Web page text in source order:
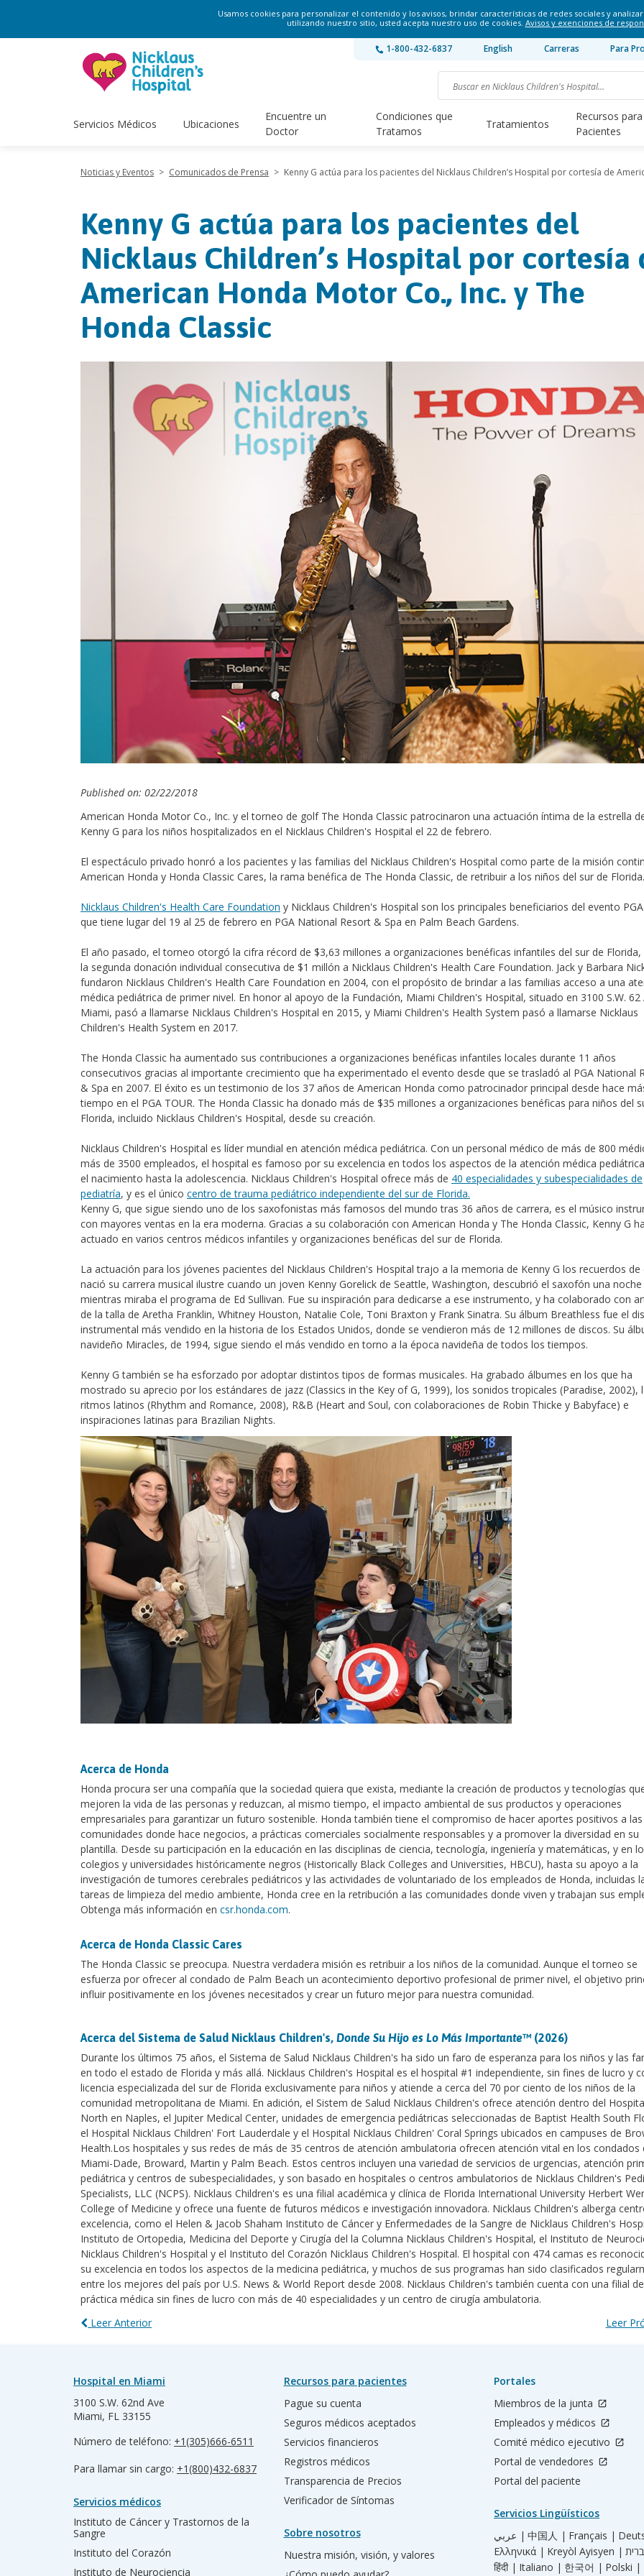
Usamos cookies para personalizar el contenido y los avisos, brindar características de redes sociales y
utilizando nuestro sitio, usted acepta nuestro uso de cookies. Avisos y exenciones de
1-800-432-6837 English Carreras Para
Servicios Médicos Ubicaciones
Encuentre un
Doctor
Condiciones que
Tratamos
Tratamientos
Recursos para
Pacientes
Noticias y Eventos > Comunicados de Prensa > Kenny G actúa para los pacientes del Nicklaus Children’s Hospital por cortesía de
Kenny G actúa para los pacientes del
Nicklaus Children’s Hospital por cortesía
American Honda Motor Co., Inc. y The
Honda Classic
Published on: 02/22/2018
American Honda Motor Co., Inc. y el torneo de golf The Honda Classic patrocinaron una actuación íntima de la estrella
Kenny G para los niños hospitalizados en el Nicklaus Children's Hospital el 22 de febrero.
El espectáculo privado honró a los pacientes y las familias del Nicklaus Children's Hospital como parte de la misión
American Honda y Honda Classic Cares, la rama benéfica de The Honda Classic, de retribuir a los niños del sur de Florida.
Nicklaus Children's Health Care Foundation y Nicklaus Children's Hospital son los principales beneficiarios del evento
que tiene lugar del 19 al 25 de febrero en PGA National Resort & Spa en Palm Beach Gardens.
El año pasado, el torneo otorgó la cifra récord de $3,63 millones a organizaciones benéficas infantiles del sur de Florida,
la segunda donación individual consecutiva de $1 millón a Nicklaus Children's Health Care Foundation. Jack y Barbara
fundaron Nicklaus Children's Health Care Foundation en 2004, con el propósito de brindar a las familias acceso a una
médica pediátrica de primer nivel. En honor al apoyo de la Fundación, Miami Children's Hospital, situado en 3100 S.W. 62
Miami, pasó a llamarse Nicklaus Children's Hospital en 2015, y Miami Children's Health System pasó a llamarse Nicklaus
Children's Health System en 2017.
The Honda Classic ha aumentado sus contribuciones a organizaciones benéficas infantiles locales durante 11 años
consecutivos gracias al importante crecimiento que ha experimentado el evento desde que se trasladó al PGA National
& Spa en 2007. El éxito es un testimonio de los 37 años de American Honda como patrocinador principal desde hace
tiempo en el PGA TOUR. The Honda Classic ha donado más de $35 millones a organizaciones benéficas para niños del
Florida, incluido Nicklaus Children's Hospital, desde su creación.
Nicklaus Children's Hospital es líder mundial en atención médica pediátrica. Con un personal médico de más de 800
más de 3500 empleados, el hospital es famoso por su excelencia en todos los aspectos de la atención médica
el nacimiento hasta la adolescencia. Nicklaus Children's Hospital ofrece más de 40 especialidades y subespecialidades de
pediatría, y es el único centro de trauma pediátrico independiente del sur de Florida.
Kenny G, que sigue siendo uno de los saxofonistas más famosos del mundo tras 36 años de carrera, es el músico
con mayores ventas en la era moderna. Gracias a su colaboración con American Honda y The Honda Classic, Kenny G ha
actuado en varios centros médicos infantiles y organizaciones benéficas del sur de Florida.
La actuación para los jóvenes pacientes del Nicklaus Children's Hospital trajo a la memoria de Kenny G los recuerdos
nació su carrera musical ilustre cuando un joven Kenny Gorelick de Seattle, Washington, descubrió el saxofón una noche
mientras miraba el programa de Ed Sullivan. Fue su inspiración para dedicarse a ese instrumento, y ha colaborado con
de la talla de Aretha Franklin, Whitney Houston, Natalie Cole, Toni Braxton y Frank Sinatra. Su álbum Breathless fue el
instrumental más vendido en la historia de los Estados Unidos, donde se vendieron más de 12 millones de discos. Su
navideño Miracles, de 1994, sigue siendo el más vendido en torno a la época navideña de todos los tiempos.
Kenny G también se ha esforzado por adoptar distintos tipos de formas musicales. Ha grabado álbumes en los que ha
mostrado su aprecio por los estándares de jazz (Classics in the Key of G, 1999), los sonidos tropicales (Paradise, 2002),
ritmos latinos (Rhythm and Romance, 2008), R&B (Heart and Soul, con colaboraciones de Robin Thicke y Babyface) e
inspiraciones latinas para Brazilian Nights.
Acerca de Honda
Honda procura ser una compañía que la sociedad quiera que exista, mediante la creación de productos y tecnologías
mejoren la vida de las personas y reduzcan, al mismo tiempo, el impacto ambiental de sus productos y operaciones
empresariales para garantizar un futuro sostenible. Honda también tiene el compromiso de hacer aportes positivos a las
comunidades donde hace negocios, a prácticas comerciales socialmente responsables y a promover la diversidad en su
plantilla. Desde su participación en la educación en las disciplinas de ciencia, tecnología, ingeniería y matemáticas, y en
colegios y universidades históricamente negros (Historically Black Colleges and Universities, HBCU), hasta su apoyo a la
investigación de tumores cerebrales pediátricos y las actividades de voluntariado de los empleados de Honda, incluidas
tareas de limpieza del medio ambiente, Honda cree en la retribución a las comunidades donde viven y trabajan sus
Obtenga más información en csr.honda.com.
Acerca de Honda Classic Cares
The Honda Classic se preocupa. Nuestra verdadera misión es retribuir a los niños de la comunidad. Aunque el torneo se
esfuerza por ofrecer al condado de Palm Beach un acontecimiento deportivo profesional de primer nivel, el objetivo
influir positivamente en los jóvenes necesitados y crear un futuro mejor para nuestra comunidad.
Acerca del Sistema de Salud Nicklaus Children's, Donde Su Hijo es Lo Más Importante™ (2026)
Durante los últimos 75 años, el Sistema de Salud Nicklaus Children's ha sido un faro de esperanza para los niños y las
en todo el estado de Florida y más allá. Nicklaus Children's Hospital es el hospital #1 independiente, sin fines de lucro y
licencia especializada del sur de Florida exclusivamente para niños y atiende a cerca del 70 por ciento de los niños de la
comunidad metropolitana de Miami. En adición, el Sistem de Salud Nicklaus Children's ofrece atención dentro del
North en Naples, el Jupiter Medical Center, unidades de emergencia pediátricas seleccionadas de Baptist Health South
el Hospital Nicklaus Children' Fort Lauderdale y el Hospital Nicklaus Children' Coral Springs ubicados en campuses de
Health.Los hospitales y sus redes de más de 35 centros de atención ambulatoria ofrecen atención vital en los condados
Miami-Dade, Broward, Martin y Palm Beach. Estos centros incluyen una variedad de servicios de urgencias, atención
pediátrica y centros de subespecialidades, y son basado en hospitales o centros ambulatorios de Nicklaus Children's
Specialists, LLC (NCPS). Nicklaus Children's es una filial académica y clínica de Florida International University Herbert
College of Medicine y ofrece una fuente de futuros médicos e investigación innovadora. Nicklaus Children's alberga
excelencia, como el Helen & Jacob Shaham Instituto de Cáncer y Enfermedades de la Sangre de Nicklaus Children's
Instituto de Ortopedia, Medicina del Deporte y Cirugía del la Columna Nicklaus Children's Hospital, el Instituto de
Nicklaus Children's Hospital y el Instituto del Corazón Nicklaus Children's Hospital. El hospital con 474 camas es
su excelencia en todos los aspectos de la medicina pediátrica, y muchos de sus programas han sido clasificados
entre los mejores del país por U.S. News & World Report desde 2008. Nicklaus Children's también cuenta con una filial de
práctica médica sin fines de lucro con más de 40 especialidades y un centro de cirugía ambulatoria.
Leer Anterior
Leer
Hospital en Miami
3100 S.W. 62nd Ave
Miami, FL 33155
Número de teléfono: +1(305)666-6511
Para llamar sin cargo: +1(800)432-6837
Servicios médicos
Instituto de Cáncer y Trastornos de la
Sangre
Instituto del Corazón
Instituto de Neurociencia
Recursos para pacientes
Pague su cuenta
Seguros médicos aceptados
Servicios financieros
Registros médicos
Transparencia de Precios
Verificador de Síntomas
Sobre nosotros
Nuestra misión, visión, y valores
Portales
Miembros de la junta
Empleados y médicos
Comité médico ejecutivo
Portal de vendedores
Portal del paciente
Servicios Lingüísticos
عربي | 中国人 | Français |
Ελληνικά | Kreyòl Ayisyen |
हिंदी | Italiano | 한국어 | Polski |